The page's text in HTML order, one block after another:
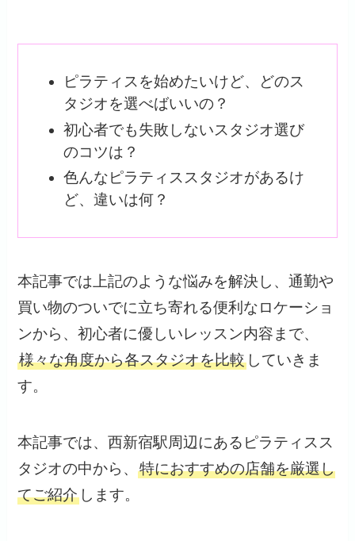
ピラティスを始めたいけど、どのス
タジオを選べばいいの？
初心者でも失敗しないスタジオ選び
のコツは？
色んなピラティススタジオがあるけ
ど、違いは何？
本記事では上記のような悩みを解決し、通勤や
買い物のついでに立ち寄れる便利なロケーショ
ンから、初心者に優しいレッスン内容まで、
様々な角度から各スタジオを比較 していきま
す。
本記事では、西新宿駅周辺にあるピラティスス
タジオの中から、特におすすめの店舗を厳選し
てご紹介 します。